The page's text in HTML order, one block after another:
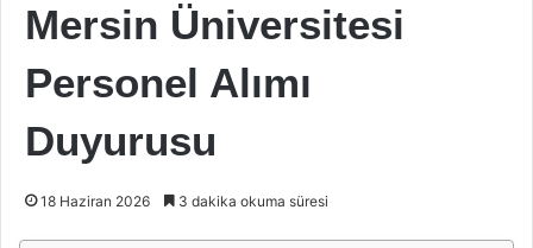
Mersin Üniversitesi
Personel Alımı
Duyurusu
18 Haziran 2026 3 dakika okuma süresi